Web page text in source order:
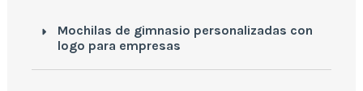
Mochilas de gimnasio personalizadas con
logo para empresas